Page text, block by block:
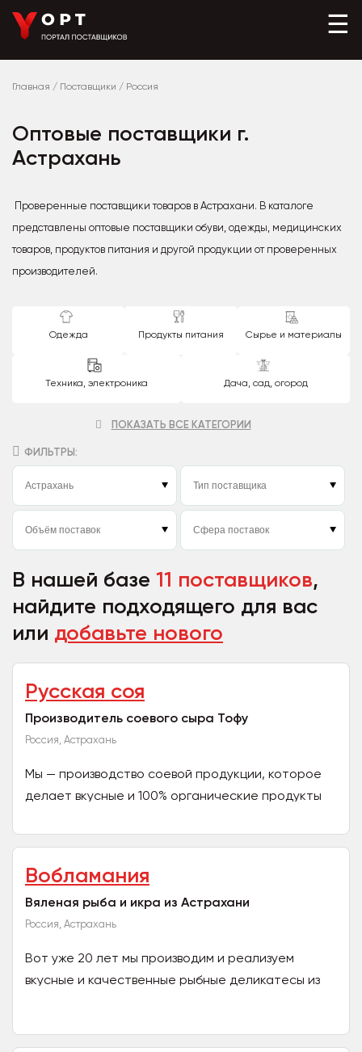
☰
Главная / Поставщики / Россия
Оптовые поставщики г.
Астрахань
Проверенные поставщики товаров в Астрахани. В каталоге
представлены оптовые поставщики обуви, одежды, медицинских
товаров, продуктов питания и другой продукции от проверенных
производителей.
Одежда Продукты питания Сырье и материалы
Техника, электроника Дача, сад, огород
ПОКАЗАТЬ ВСЕ КАТЕГОРИИ
ФИЛЬТРЫ:
В нашей базе 11 поставщиков,
найдите подходящего для вас
или добавьте нового
Русская соя
Производитель соевого сыра Тофу
Россия, Астрахань
Мы — производство соевой продукции, которое
делает вкусные и 100% органические продукты
У нас вы...
Вобламания
Вяленая рыба и икра из Астрахани
Россия, Астрахань
Вот уже 20 лет мы производим и реализуем
вкусные и качественные рыбные деликатесы из